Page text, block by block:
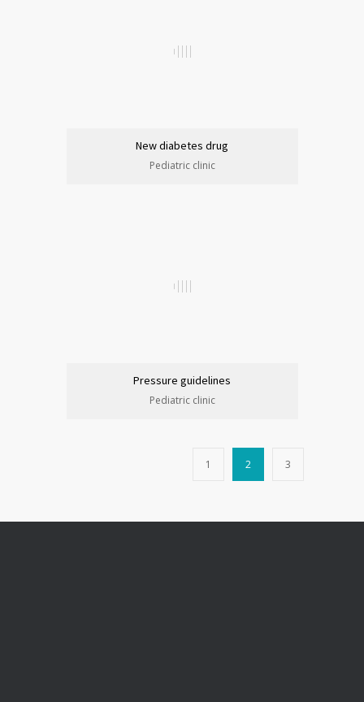
New diabetes drug
Pediatric clinic
Pressure guidelines
Pediatric clinic
1 2 3